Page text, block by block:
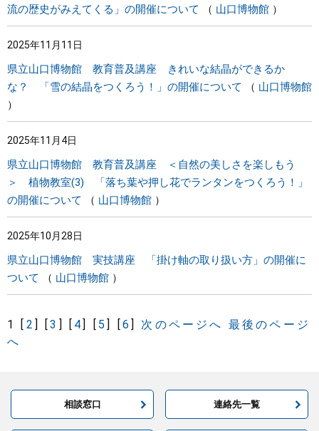
流の歴史がみえてくる」の開催について
山口博物館
2025年11月11日
県立山口博物館 教育普及講座 きれいな結晶ができるか
な？ 「雪の結晶をつくろう！」の開催について
山口博物館
2025年11月4日
県立山口博物館 教育普及講座 ＜自然の美しさを楽しもう
＞ 植物教室(3) 「落ち葉や押し花でランタンをつくろう！」
の開催について
山口博物館
2025年10月28日
県立山口博物館 実技講座 「掛け軸の取り扱い方」の開催に
ついて
山口博物館
1 [ 2 ] [3 ] [ 4] [ 5] [6] 次のページへ 最後のページ
へ
相談窓口 連絡先一覧